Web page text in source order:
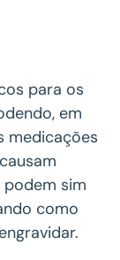
para os
em
medicações
causam
sim
como